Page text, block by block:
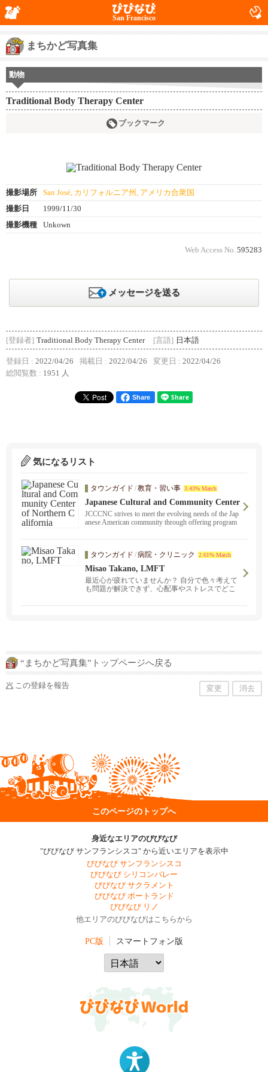
San Francisco
まちかど写真集
動物
Traditional Body Therapy Center
ブックマーク
撮影場所
San José, カリフォルニア州, アメリカ合衆国
撮影日
1999/11/30
撮影機種
Unkown
Web Access No. 595283
メッセージを送る
[登録者] Traditional Body Therapy Center [言語] 日本語
登録日 : 2022/04/26 掲載日 : 2022/04/26 変更日 : 2022/04/26
総閲覧数 : 1951 人
Share
気になるリスト
タウンガイド /教育・習い事 3.43% Match
Japanese Cultural and Community Center
of Northern California
JCCCNC strives to meet the evolving needs of the Jap
anese American community through offering program
タウンガイド /病院・クリニック 2.61% Match
Misao Takano, LMFT
最近心が疲れていませんか？ 自分で色々考えて
も問題が解決できず、心配事やストレスでどこ
します。８月１日より通常業務となります。お
急ぎの方はメールでご連絡をください。
“まちかど写真集”トップページへ戻る
この登録を報告 変更 消去
このページのトップへ
身近なエリアのびびなび
"びびなび サンフランシスコ" から近いエリアを表示中
びびなび サンフランシスコ
びびなび シリコンバレー
びびなび サクラメント
びびなび ポートランド
びびなび リノ
他エリアのびびなびはこちらから
PC版 スマートフォン版